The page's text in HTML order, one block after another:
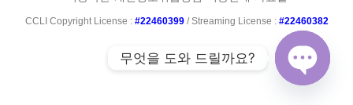
CCLI Copyright License : #22460399/ Streaming License : #22460382
무엇을 도와 드릴까요?